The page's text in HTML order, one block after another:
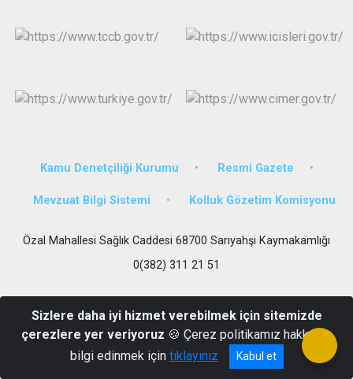
Kamu Denetçiliği Kurumu Resmi Gazete
Mevzuat Bilgi Sistemi Kolluk Gözetim Komisyonu
Özal Mahallesi Sağlık Caddesi 68700 Sarıyahşi Kaymakamlığı
0(382) 311 21 51
Sizlere daha iyi hizmet verebilmek için sitemizde
çerezlere yer veriyoruz 🍪 Çerez politikamız hakkında
bilgi edinmek için tıklayınız Kabul et